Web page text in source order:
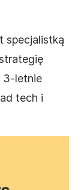
specjalistką
3-letnie
tech i